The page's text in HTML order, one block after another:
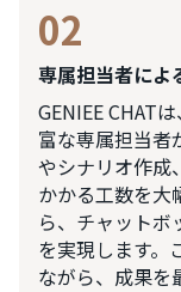
02
専属担当者によ
GENIEE CHAT
富な専属担当者
やシナリオ作成
かかる工数を大
ら、チャットボ
を実現します。
ながら、成果を